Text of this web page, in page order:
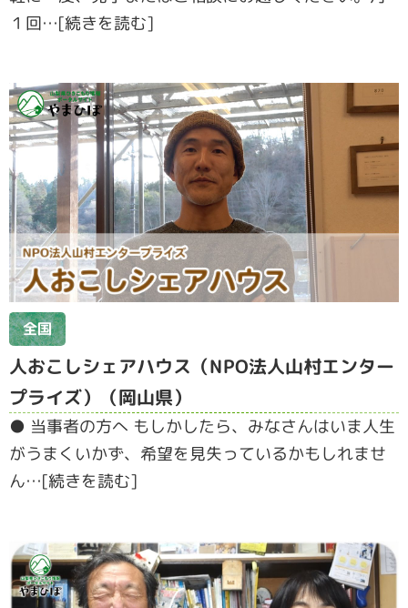
１回…[続きを読む]
全国
人おこしシェアハウス（NPO法人山村エンター
プライズ）（岡山県）
● 当事者の方へ もしかしたら、みなさんはいま⼈⽣
がうまくいかず、希望を⾒失っているかもしれませ
ん…[続きを読む]